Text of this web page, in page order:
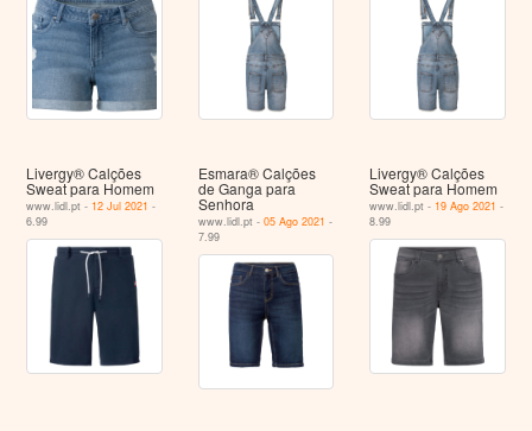
Livergy® Calções
Sweat para Homem
www.lidl.pt - 12 Jul 2021 -
6.99
Esmara® Calções
de Ganga para
Senhora
www.lidl.pt - 05 Ago 2021 -
7.99
Livergy® Calções
Sweat para Homem
www.lidl.pt - 19 Ago 2021 -
8.99